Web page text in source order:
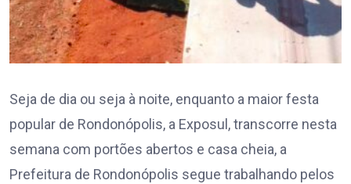
Seja de dia ou seja à noite, enquanto a maior festa
popular de Rondonópolis, a Exposul, transcorre nesta
semana com portões abertos e casa cheia, a
Prefeitura de Rondonópolis segue trabalhando pelos